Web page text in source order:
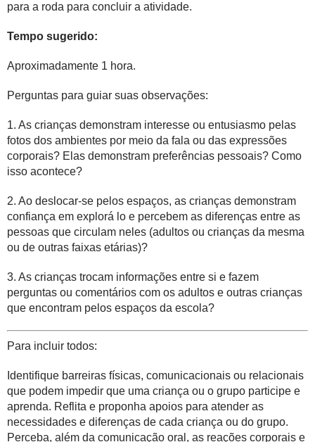
para a roda para concluir a atividade.
Tempo sugerido:
Aproximadamente 1 hora.
Perguntas para guiar suas observações:
1. As crianças demonstram interesse ou entusiasmo pelas
fotos dos ambientes por meio da fala ou das expressões
corporais? Elas demonstram preferências pessoais? Como
isso acontece?
2. Ao deslocar-se pelos espaços, as crianças demonstram
confiança em explorá lo e percebem as diferenças entre as
pessoas que circulam neles (adultos ou crianças da mesma
ou de outras faixas etárias)?
3. As crianças trocam informações entre si e fazem
perguntas ou comentários com os adultos e outras crianças
que encontram pelos espaços da escola?
Para incluir todos:
Identifique barreiras físicas, comunicacionais ou relacionais
que podem impedir que uma criança ou o grupo participe e
aprenda. Reflita e proponha apoios para atender as
necessidades e diferenças de cada criança ou do grupo.
Perceba, além da comunicação oral, as reações corporais e